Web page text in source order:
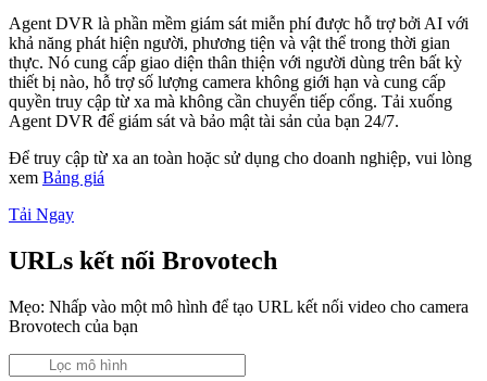
Agent DVR là phần mềm giám sát miễn phí được hỗ trợ bởi AI với
khả năng phát hiện người, phương tiện và vật thể trong thời gian
thực. Nó cung cấp giao diện thân thiện với người dùng trên bất kỳ
thiết bị nào, hỗ trợ số lượng camera không giới hạn và cung cấp
quyền truy cập từ xa mà không cần chuyển tiếp cổng. Tải xuống
Agent DVR để giám sát và bảo mật tài sản của bạn 24/7.
Để truy cập từ xa an toàn hoặc sử dụng cho doanh nghiệp, vui lòng
xem Bảng giá
Tải Ngay
URLs kết nối Brovotech
Mẹo: Nhấp vào một mô hình để tạo URL kết nối video cho camera
Brovotech của bạn